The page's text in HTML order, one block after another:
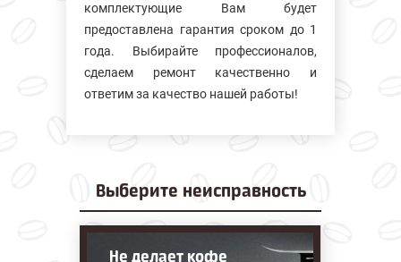
комплектующие Вам будет
предоставлена гарантия сроком до 1
года. Выбирайте профессионалов,
сделаем ремонт качественно и
ответим за качество нашей работы!
Выберите неисправность
Не делает кофе